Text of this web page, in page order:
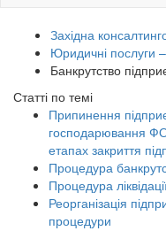
Західна
Юридичні послуги
Банкрутство
Статті по темі
Припинення
господарювання
етапах закриття
Процедура
Процедура
Реорганізація
процедури